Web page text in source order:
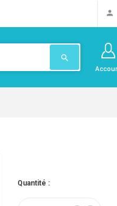
search
Quantité :